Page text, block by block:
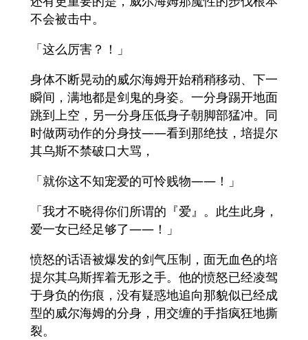
不会被击中。
「这么厉害？！」
身体不断晃动的威尔海姆开始稍稍移动、下一
瞬间，满地都是剑鬼的身姿。一分身踢开地面
跳到上空，另一分身压低身子朝脚部猛冲。同
时做两动作的分身技——看到那绝技，培提尔
其乌斯不禁破口大骂，
「就你这不知宠爱的可怜贱物——！」
「我才不晓得你们所谓的『爱』。此生此身，
爱一女已经足够了——！」
愤怒的话语被爆发的剑气压制，面无血色的培
提尔其乌斯挥着无形之手。他的愤怒已经凌驾
于身负的伤痕，没有疑惑地追向那貌似已经成
型的威尔海姆的分身，用交缠的手指疯狂地撕
裂。